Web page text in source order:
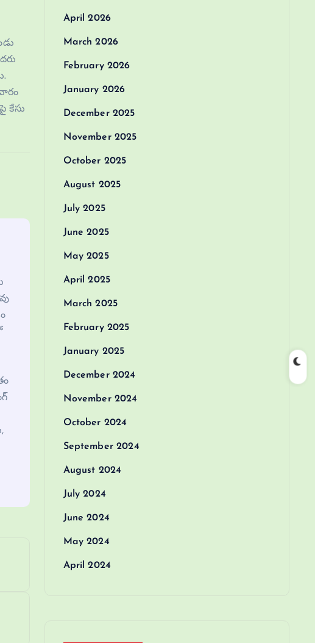
కేసు
April 2026
March 2026
February 2026
January 2026
December 2025
November 2025
October 2025
August 2025
July 2025
June 2025
May 2025
April 2025
March 2025
February 2025
January 2025
December 2024
November 2024
October 2024
September 2024
August 2024
July 2024
June 2024
May 2024
April 2024